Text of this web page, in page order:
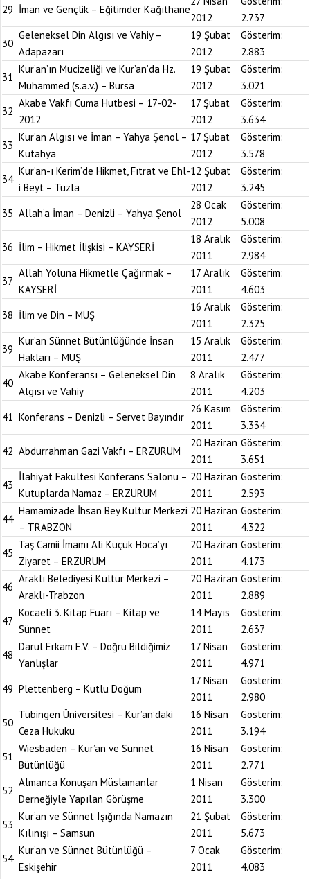
29 İman ve Gençlik – Eğitimder Kağıthane
2012
2.737
30
Geleneksel Din Algısı ve Vahiy –
Adapazarı
19 Şubat
2012
Gösterim:
2.883
31
Kur’an’ın Mucizeliği ve Kur’an’da Hz.
Muhammed (s.a.v.) – Bursa
19 Şubat
2012
Gösterim:
3.021
32
Akabe Vakfı Cuma Hutbesi – 17-02-
2012
17 Şubat
2012
Gösterim:
3.634
33
Kur’an Algısı ve İman – Yahya Şenol –
Kütahya
17 Şubat
2012
Gösterim:
3.578
34
Kur’an-ı Kerim’de Hikmet, Fıtrat ve Ehl-
i Beyt – Tuzla
12 Şubat
2012
Gösterim:
3.245
35 Allah’a İman – Denizli – Yahya Şenol
28 Ocak
2012
Gösterim:
5.008
36 İlim – Hikmet İlişkisi – KAYSERİ
18 Aralık
2011
Gösterim:
2.984
37
Allah Yoluna Hikmetle Çağırmak –
KAYSERİ
17 Aralık
2011
Gösterim:
4.603
38 İlim ve Din – MUŞ
16 Aralık
2011
Gösterim:
2.325
39
Kur’an Sünnet Bütünlüğünde İnsan
Hakları – MUŞ
15 Aralık
2011
Gösterim:
2.477
40
Akabe Konferansı – Geleneksel Din
Algısı ve Vahiy
8 Aralık
2011
Gösterim:
4.203
41 Konferans – Denizli – Servet Bayındır
26 Kasım
2011
Gösterim:
3.334
42 Abdurrahman Gazi Vakfı – ERZURUM
20 Haziran
2011
Gösterim:
3.651
43
İlahiyat Fakültesi Konferans Salonu –
Kutuplarda Namaz – ERZURUM
20 Haziran
2011
Gösterim:
2.593
44
Hamamizade İhsan Bey Kültür Merkezi
– TRABZON
20 Haziran
2011
Gösterim:
4.322
45
Taş Camii İmamı Ali Küçük Hoca’yı
Ziyaret – ERZURUM
20 Haziran
2011
Gösterim:
4.173
46
Araklı Belediyesi Kültür Merkezi –
Araklı-Trabzon
20 Haziran
2011
Gösterim:
2.889
47
Kocaeli 3. Kitap Fuarı – Kitap ve
Sünnet
14 Mayıs
2011
Gösterim:
2.637
48
Darul Erkam E.V. – Doğru Bildiğimiz
Yanlışlar
17 Nisan
2011
Gösterim:
4.971
49 Plettenberg – Kutlu Doğum
17 Nisan
2011
Gösterim:
2.980
50
Tübingen Üniversitesi – Kur’an’daki
Ceza Hukuku
16 Nisan
2011
Gösterim:
3.194
51
Wiesbaden – Kur’an ve Sünnet
Bütünlüğü
16 Nisan
2011
Gösterim:
2.771
52
Almanca Konuşan Müslamanlar
Derneğiyle Yapılan Görüşme
1 Nisan
2011
Gösterim:
3.300
53
Kur’an ve Sünnet Işığında Namazın
Kılınışı – Samsun
21 Şubat
2011
Gösterim:
5.673
54
Kur’an ve Sünnet Bütünlüğü –
Eskişehir
7 Ocak
2011
Gösterim:
4.083